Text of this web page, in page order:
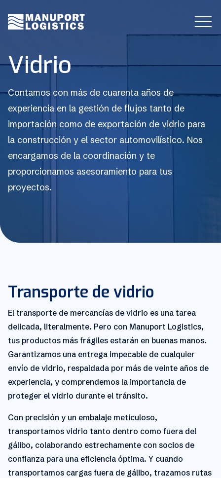
Vidrio
Contamos con más de cuarenta años de
experiencia en la gestión de flujos tanto de
importación como de exportación de vidrio para
la construcción y el sector automovilístico. Nos
encargamos de la coordinación y te
proporcionamos asesoramiento para tus
proyectos.
Transporte de vidrio
El transporte de mercancías de vidrio es una tarea
delicada, literalmente. Pero con Manuport Logistics,
tus productos más frágiles estarán en buenas manos.
Garantizamos una entrega impecable de cualquier
envío de vidrio, respaldada por más de veinte años de
experiencia, y comprendemos la importancia de
proteger el vidrio durante el tránsito.
Con precisión y un embalaje meticuloso,
transportamos vidrio tanto dentro como fuera del
gálibo, colaborando estrechamente con socios de
confianza para una eficiencia óptima. Y cuando
transportamos cargas fuera de gálibo, trazamos rutas